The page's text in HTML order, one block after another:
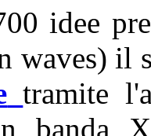
idee
waves) il
tramite
banda